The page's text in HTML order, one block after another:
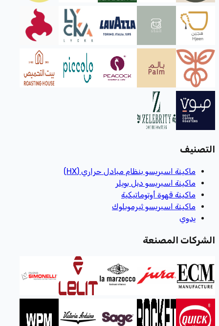
التصنيف
ماكينة اسبريسو بنظام مبادل حراري (HX)
ماكينة اسبريسو دبل بويلر
ماكينة قهوة أوتوماتيكية
ماكينة اسبريسو ثيرموبلوك
يدوي
الشركات المصنعة